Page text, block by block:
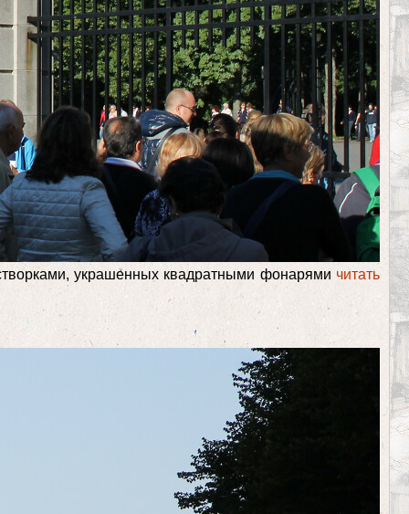
украшенных квадратными фонарями читать